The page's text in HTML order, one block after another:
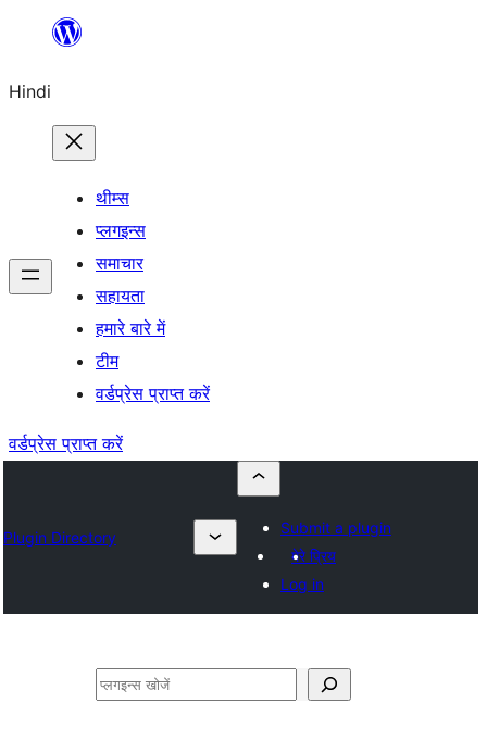
सामग्री
जाएं
Hindi
थीम्स
प्लगइन्स
समाचार
सहायता
हमारे बारे में
टीम
वर्डप्रेस प्राप्त करें
वर्डप्रेस प्राप्त करें
Plugin Directory
Submit a plugin
मेरे प्रिय
Log in
खोजें